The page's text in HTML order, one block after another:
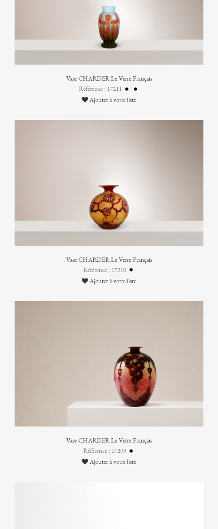
Vase CHARDER Le Verre Français
Référence : 17211
Ajouter à votre liste
Vase CHARDER Le Verre Français
Référence : 17210
Ajouter à votre liste
Vase CHARDER Le Verre Français
Référence : 17209
Ajouter à votre liste